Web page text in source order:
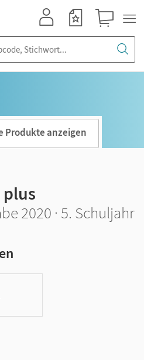
Produkte anzeigen
2020 · 5. Schuljahr